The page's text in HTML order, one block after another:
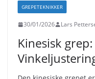
GREPETEKNIKKER
30/01/2026 Lars
Kinesisk